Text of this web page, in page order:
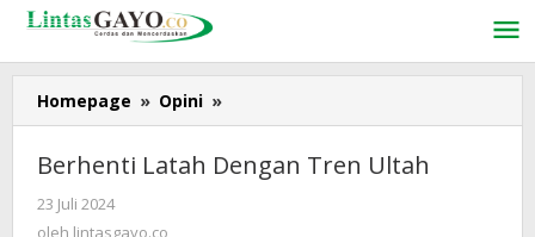
Lewati
konten
Homepage » Opini »
Latah
Tren
Berhenti Latah Dengan Tren Ultah
23 Juli 2024
lintasgayo.co
oleh lintasgayo.co